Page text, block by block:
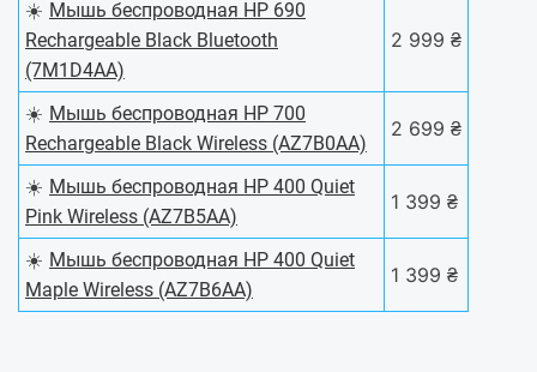
☀️ Мышь беспроводная HP 690
Rechargeable Black Bluetooth
(7M1D4AA)
2 999 ₴
☀️ Мышь беспроводная HP 700
Rechargeable Black Wireless (AZ7B0AA)
2 699 ₴
☀️ Мышь беспроводная HP 400 Quiet
Pink Wireless (AZ7B5AA)
1 399 ₴
☀️ Мышь беспроводная HP 400 Quiet
Maple Wireless (AZ7B6AA)
1 399 ₴